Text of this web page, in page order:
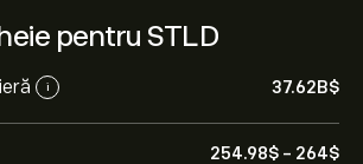
pentru STLD
i 37.62B‎$‎
254.98‎$‎ - 264‎$‎